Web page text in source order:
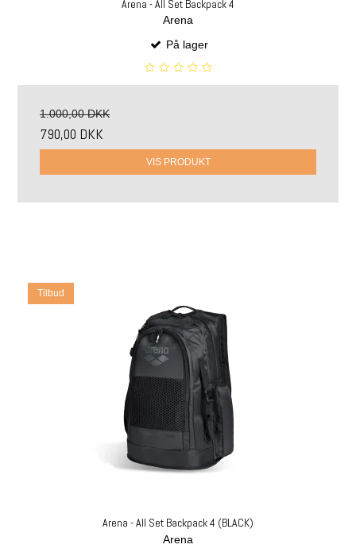
Arena - All Set Backpack 4
Arena
På lager
1.000,00 DKK
790,00 DKK
VIS PRODUKT
Tilbud
Arena - All Set Backpack 4 (BLACK)
Arena